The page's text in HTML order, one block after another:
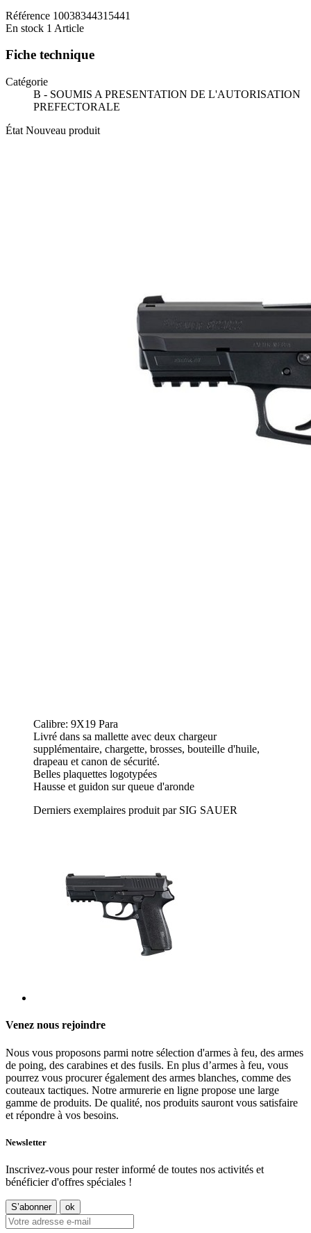
Référence 10038344315441
En stock 1 Article
Fiche technique
Catégorie
B - SOUMIS A PRESENTATION DE L'AUTORISATION
PREFECTORALE
État Nouveau produit
Calibre: 9X19 Para
Livré dans sa mallette avec deux chargeur
supplémentaire, chargette, brosses, bouteille d'huile,
drapeau et canon de sécurité.
Belles plaquettes logotypées
Hausse et guidon sur queue d'aronde
Derniers exemplaires produit par SIG SAUER
Venez nous rejoindre
Nous vous proposons parmi notre sélection d'armes à feu, des armes
de poing, des carabines et des fusils. En plus d’armes à feu, vous
pourrez vous procurer également des armes blanches, comme des
couteaux tactiques. Notre armurerie en ligne propose une large
gamme de produits. De qualité, nos produits sauront vous satisfaire
et répondre à vos besoins.
Newsletter
Inscrivez-vous pour rester informé de toutes nos activités et
bénéficier d'offres spéciales !